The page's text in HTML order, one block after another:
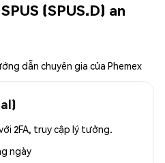
(SPUS.D) an
dẫn chuyên gia của Phemex
2FA, truy cập lý tưởng.
ngày